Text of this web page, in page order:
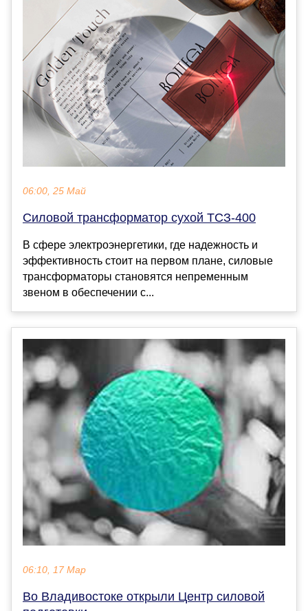
06:00, 25 Май
Силовой трансформатор сухой ТСЗ-400
В сфере электроэнергетики, где надежность и
эффективность стоит на первом плане, силовые
трансформаторы становятся непременным
звеном в обеспечении с...
06:10, 17 Мар
Во Владивостоке открыли Центр силовой